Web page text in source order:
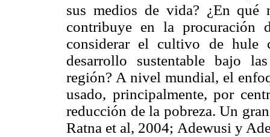
sus medios de vida? ¿En qué
contribuye en la procuración
considerar el cultivo de hule
desarrollo sustentable bajo
región? A nivel mundial, el
usado, principalmente, por
reducción de la pobreza. Un
Ratna et al, 2004; Adewusi y